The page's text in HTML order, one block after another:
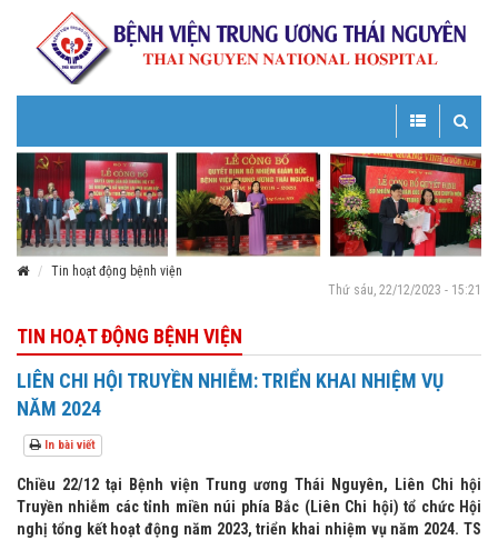
Toggle
Toggle
navigation
Tin hoạt động bệnh viện
Thứ sáu, 22/12/2023 - 15:21
TIN HOẠT ĐỘNG BỆNH VIỆN
LIÊN CHI HỘI TRUYỀN NHIỄM: TRIỂN KHAI NHIỆM VỤ
NĂM 2024
In bài viết
Chiều 22/12 tại Bệnh viện Trung ương Thái Nguyên, Liên Chi hội
Truyền nhiễm các tỉnh miền núi phía Bắc (Liên Chi hội) tổ chức Hội
nghị tổng kết hoạt động năm 2023, triển khai nhiệm vụ năm 2024. TS